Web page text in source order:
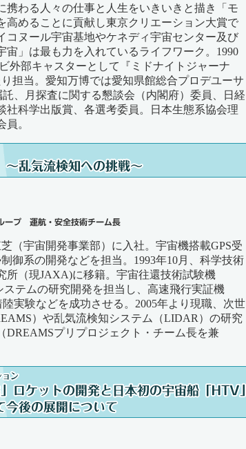
携わる人々の仕事と人生をいきいきと描き「モ
高めることに貢献し東京クリエーション大賞で
コヌール宇宙基地やケネディ宇宙センター及び
宙」は最も力を入れているライフワーク。1990
外部キャスターとして『ミドナイトジャーナ
担当。愛知万博では愛知県館総合プロデユーサ
、月探査に関する懇談会（内閣府）委員、日経
社科学出版賞、各選考委員。日本生態系協会理
。
（宇宙開発事業部）に入社。宇宙機搭載GPS受
御系の開発などを担当。1993年10月、科学技術
（現JAXA)に移籍。宇宙往還技術試験機
ステムの研究開発を担当し、高速飛行実証機
陸実験などを成功させる。2005年より現職、次世
）や乱気流検知システム（LIDAR）の研究
DREAMSプリプロジェクト・チーム長を兼